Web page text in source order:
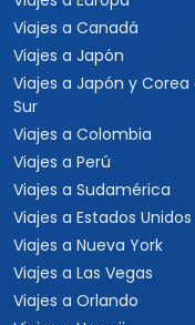
Viajar
Catálogo popular
Viajes a Europa
Viajes a Canadá
Viajes a Japón
Viajes a Japón y Corea
Sur
Viajes a Colombia